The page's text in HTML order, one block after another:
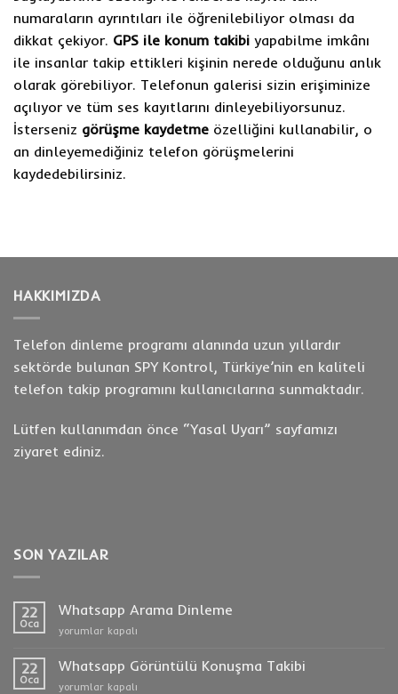
numaraların ayrıntıları ile öğrenilebiliyor olması da
dikkat çekiyor. GPS ile konum takibi yapabilme imkânı
ile insanlar takip ettikleri kişinin nerede olduğunu anlık
olarak görebiliyor. Telefonun galerisi sizin erişiminize
açılıyor ve tüm ses kayıtlarını dinleyebiliyorsunuz.
İsterseniz görüşme kaydetme özelliğini kullanabilir, o
an dinleyemediğiniz telefon görüşmelerini
kaydedebilirsiniz.
HAKKIMIZDA
Telefon dinleme programı alanında uzun yıllardır
sektörde bulunan SPY Kontrol, Türkiye’nin en kaliteli
telefon takip programını kullanıcılarına sunmaktadır.
Lütfen kullanımdan önce “Yasal Uyarı” sayfamızı
ziyaret ediniz.
SON YAZILAR
22
Oca
Whatsapp Arama Dinleme
Whatsapp
Dinleme
için
yorumlar kapalı
22
Oca
Whatsapp Görüntülü Konuşma Takibi
Whatsapp
yorumlar kapalı